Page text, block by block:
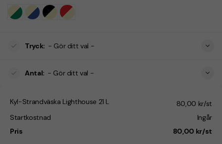
Tryck: - Gör ditt val -
Antal: - Gör ditt val -
Kyl-Strandväska Lighthouse 21 L
80,00 kr/st
Startkostnad
Ingår
Pris
80,00 kr/st